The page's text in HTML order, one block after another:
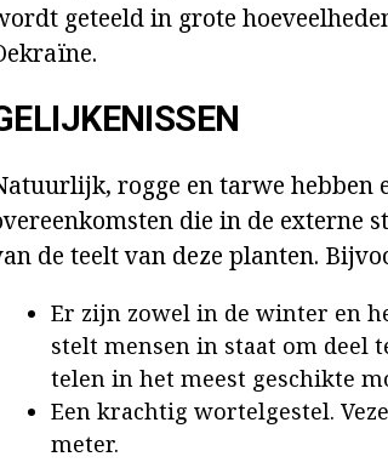
geteeld in grote
rogge en tarwe hebben
die in de externe
de teelt van deze planten.
Er zijn zowel in de winter en
stelt mensen in staat om deel
telen in het meest geschikte
Een krachtig wortelgestel.
meter.